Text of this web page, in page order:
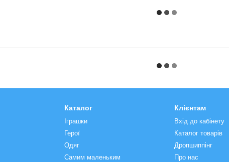
Каталог
Іграшки
Герої
Одяг
Самим маленьким
Клієнтам
Вхід до кабінету
Каталог товарів
Дропшиппінг
Про нас